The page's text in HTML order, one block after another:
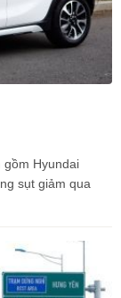
gồm Hyundai
sụt giảm qua